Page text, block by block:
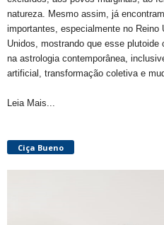
natureza. Mesmo assim, já
importantes, especialmente no
Unidos, mostrando que esse
na astrologia contemporânea,
artificial, transformação coletiva e
Leia Mais...
Ciça Bueno